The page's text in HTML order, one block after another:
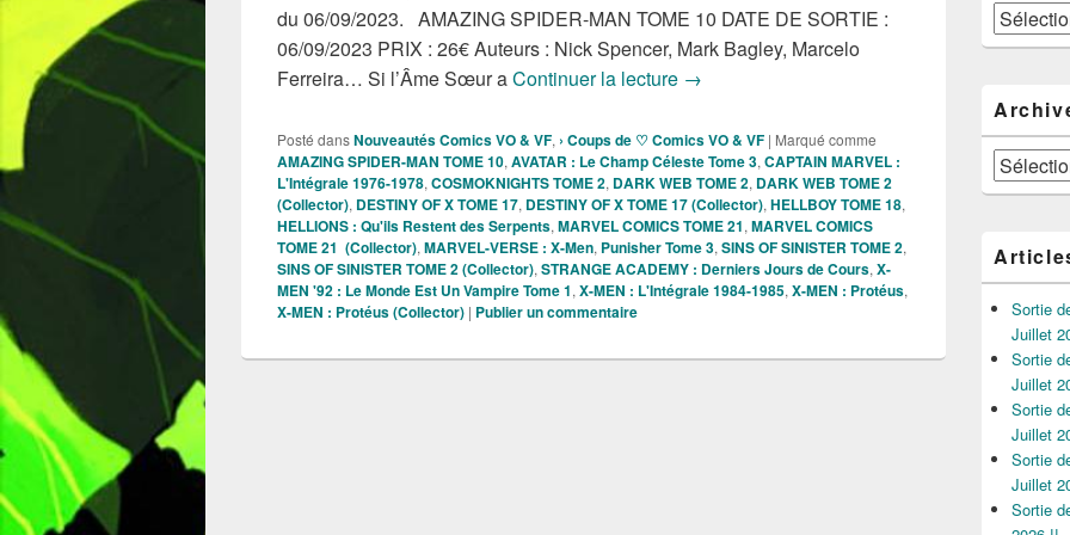
du 06/09/2023. AMAZING SPIDER-MAN TOME 10 DATE DE SORTIE :
06/09/2023 PRIX : 26€ Auteurs : Nick Spencer, Mark Bagley, Marcelo
Ferreira… Si l’Âme Sœur aContinuer la lecture Sorties des Comics VF de la semaine du 06/
→
Posté dansNouveautés Comics VO & VF, › Coups de ♡ Comics VO & VF | Marqué comme
AMAZING SPIDER-MAN TOME 10, AVATAR : Le Champ Céleste Tome 3, CAPTAIN MARVEL :
L'Intégrale 1976-1978, COSMOKNIGHTS TOME 2, DARK WEB TOME 2, DARK WEB TOME 2
(Collector), DESTINY OF X TOME 17, DESTINY OF X TOME 17 (Collector), HELLBOY TOME 18,
HELLIONS : Qu'ils Restent des Serpents, MARVEL COMICS TOME 21, MARVEL COMICS
TOME 21 (Collector), MARVEL-VERSE : X-Men, Punisher Tome 3, SINS OF SINISTER TOME 2,
SINS OF SINISTER TOME 2 (Collector), STRANGE ACADEMY : Derniers Jours de Cours, X-
MEN '92 : Le Monde Est Un Vampire Tome 1, X-MEN : L'Intégrale 1984-1985, X-MEN : Protéus,
X-MEN : Protéus (Collector) | Publier un commentaire
Catégories
Archives
Sortie
Juillet
Sortie
Juillet
Sortie
Juillet
Sortie
Juillet
Sortie